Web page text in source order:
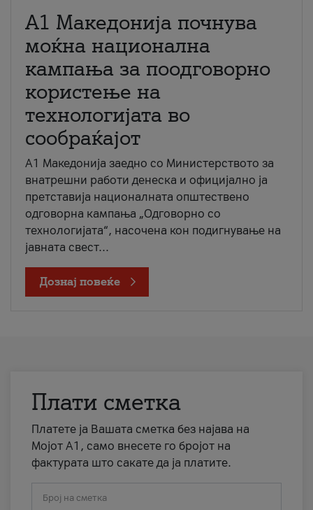
A1 Македонија почнува
моќна национална
кампања за поодговорно
користење на
технологијата во
сообраќајот
A1 Македонија заедно со Министерството за
внатрешни работи денеска и официјално ја
претставија националната општествено
одговорна кампања „Одговорно со
технологијата“, насочена кон подигнување на
јавната свест...
Дознај повеќе
Плати сметка
Платете ја Вашата сметка без најава на
Мојот А1, само внесете го бројот на
фактурата што сакате да ја платите.
Број на сметка